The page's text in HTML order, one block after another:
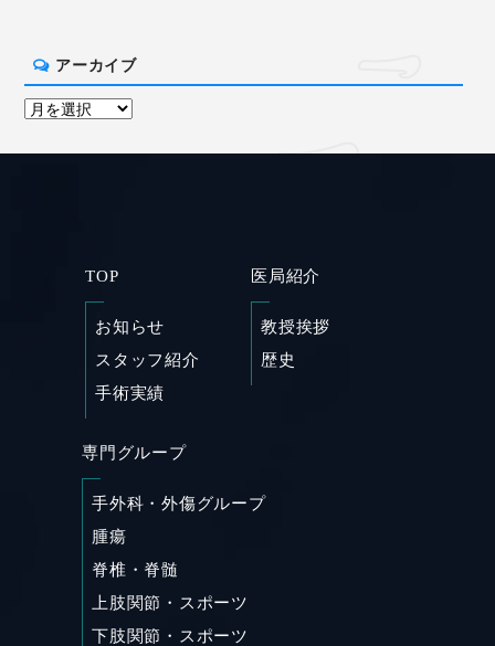
アーカイブ
TOP
お知らせ
スタッフ紹介
手術実績
医局紹介
教授挨拶
歴史
専門グループ
手外科・外傷グループ
腫瘍
脊椎・脊髄
上肢関節・スポーツ
下肢関節・スポーツ